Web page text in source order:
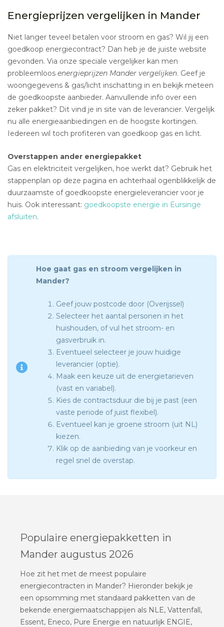
Energieprijzen vergelijken in Mander
Niet langer teveel betalen voor stroom en gas? Wil jij een
goedkoop energiecontract? Dan heb je de juiste website
gevonden. Via onze speciale vergelijker kan men
probleemloos energieprijzen Mander vergelijken. Geef je
woongegevens & gas/licht inschatting in en bekijk meteen
de goedkoopste aanbieder. Aanvullende info over een
zeker pakket? Dit vind je in site van de leverancier. Vergelijk
nu alle energieaanbiedingen en de hoogste kortingen.
Iedereen wil toch profiteren van goedkoop gas en licht.
Overstappen ander energiepakket
Gas en elektriciteit vergelijken, hoe werkt dat? Gebruik het
stappenplan op deze pagina en achterhaal ogenblikkelijk de
duurzaamste of goedkoopste energieleverancier voor je
huis. Ook interessant: goedkoopste energie in Eursinge
afsluiten.
Hoe gaat gas en stroom vergelijken in
Mander?
Geef jouw postcode door (Overijssel)
Selecteer het aantal personen in het
huishouden, of vul het stroom- en
gasverbruik in.
Eventueel selecteer je jouw huidige
leverancier (optie).
Maak een keuze uit de energietarieven
(vast en variabel).
Kies de contractsduur die bij je past (een
vaste periode of juist flexibel).
Eventueel kan je groene stroom (uit NL)
kiezen.
Klik op de aanbieding van je voorkeur en
regel snel de overstap.
Populaire energiepakketten in
Mander augustus 2026
Hoe zit het met de meest populaire
energiecontracten in Mander? Hieronder bekijk je
een opsomming met standaard pakketten van de
bekende energiemaatschappijen als NLE, Vattenfall,
Essent, Eneco, Pure Energie en natuurlijk ENGIE,